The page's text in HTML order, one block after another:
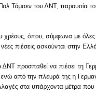
Τόμσεν του ΔΝΤ, παρουσία
όπου, σύμφωνα με όλες
πιέσεις ασκούνται στην
προσπαθεί να πιέσει τη
από την πλευρά της η
στα υπάρχοντα μέτρα που